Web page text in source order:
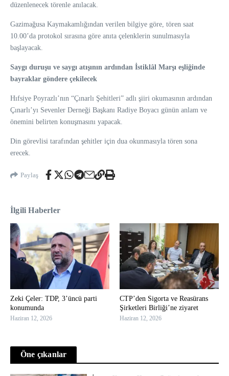
düzenlenecek törenle anılacak.
Gazimağusa Kaymakamlığından verilen bilgiye göre, tören saat
10.00’da protokol sırasına göre anıta çelenklerin sunulmasıyla
başlayacak.
Saygı duruşu ve saygı atışının ardından İstiklâl Marşı eşliğinde
bayraklar göndere çekilecek
Hıfsiye Poyrazlı’nın “Çınarlı Şehitleri” adlı şiiri okumasının ardından
Çınarlı’yı Sevenler Derneği Başkanı Radiye Boyacı günün anlam ve
önemini belirten konuşmasını yapacak.
Din görevlisi tarafından şehitler için dua okunmasıyla tören sona
erecek.
Paylaş
İlgili Haberler
Zeki Çeler: TDP, 3’üncü parti
konumunda
Haziran 12, 2026
CTP’den Sigorta ve Reasürans
Şirketleri Birliği’ne ziyaret
Haziran 12, 2026
Öne çıkanlar